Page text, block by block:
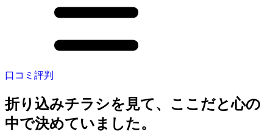
口コミ評判
折り込みチラシを見て、ここだと心の
中で決めていました。